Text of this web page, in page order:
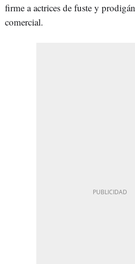
firme a actrices de fuste y
comercial.